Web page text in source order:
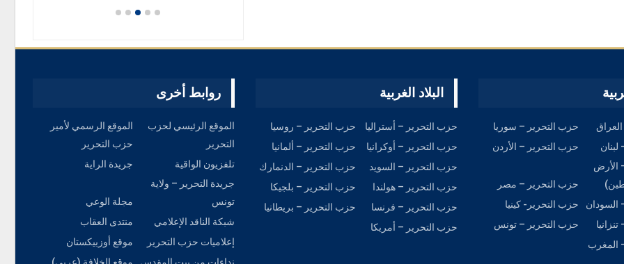
حزب التحرير – سوريا
حزب التحرير – الأردن
الأرض
حزب التحرير – مصر
السودان
حزب التحرير- كينيا
حزب التحرير – تونس
المغرب
البلاد الغربية
حزب التحرير – أستراليا
حزب التحرير – روسيا
حزب التحرير – أوكرانيا
حزب التحرير – ألمانيا
حزب التحریر – السويد
حزب التحرير – الدنمارك
حزب التحرير – هولندا
حزب التحرير – بلجيكا
حزب التحرير – فرنسا
حزب التحرير – بريطانيا
حزب التحرير – أمريكا
روابط أخرى
الموقع الرئيسي لحزب
التحرير
الموقع الرسمي لأمير
حزب التحرير
تلفزيون الواقية
جريدة الراية
جريدة التحرير – ولاية
تونس
مجلة الوعي
شبكة الناقد الإعلامي
منتدى العقاب
إعلاميات حزب التحرير
موقع أوزبيكستان